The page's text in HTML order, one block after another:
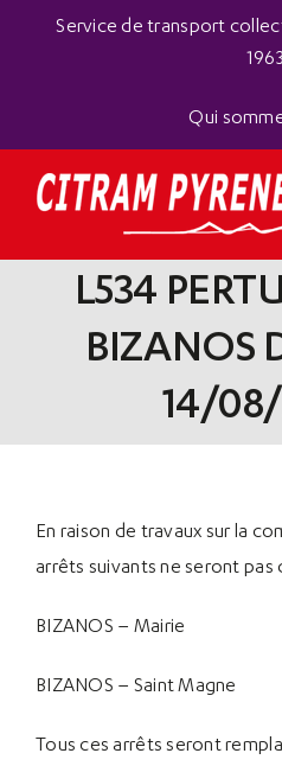
Service de transport
1963
Qui
L534
BIZANOS
14/
En raison de travaux sur la
arrêts suivants ne seront pas
BIZANOS – Mairie
BIZANOS – Saint Magne
Tous ces arrêts seront
Panneau de gestion des cookies